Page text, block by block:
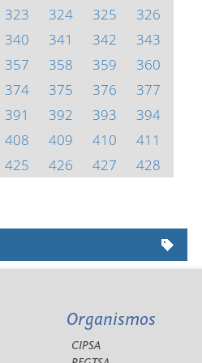
323 324 325
326
340 341 342
343
357 358 359
360
374 375 376
377
391 392 393
394
408 409 410
411
425 426 427
428
Organismos
CIPSA